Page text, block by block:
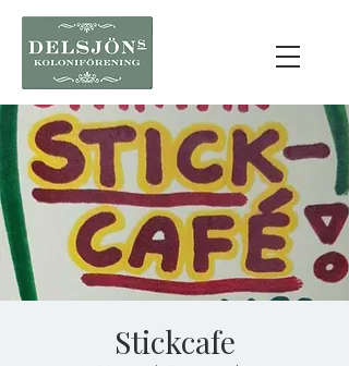
Stickcafe